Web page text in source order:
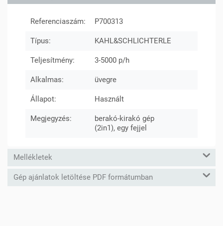
Referenciaszám: P700313
Típus: KAHL&SCHLICHTERLE
Teljesítmény: 3-5000 p/h
Alkalmas: üvegre
Állapot: Használt
Megjegyzés:
berakó-kirakó gép
(2in1), egy fejjel
Mellékletek
Gép ajánlatok letöltése PDF formátumban